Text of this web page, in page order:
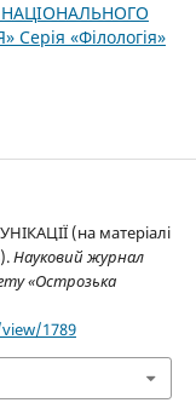
«Філологія»
(на матеріалі
Науковий журнал
«Острозька
1789